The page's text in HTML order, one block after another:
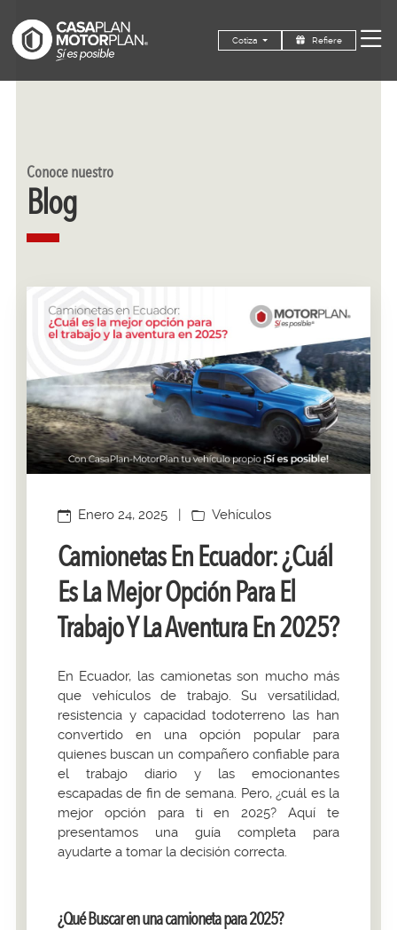
Cotiza Refiere
Conoce nuestro
Blog
Enero 24, 2025 | Vehículos
Camionetas En Ecuador: ¿Cuál
Es La Mejor Opción Para El
Trabajo Y La Aventura En 2025?
En Ecuador, las camionetas son mucho más
que vehículos de trabajo. Su versatilidad,
resistencia y capacidad todoterreno las han
convertido en una opción popular para
quienes buscan un compañero confiable para
el trabajo diario y las emocionantes
escapadas de fin de semana. Pero, ¿cuál es la
mejor opción para ti en 2025? Aquí te
presentamos una guía completa para
ayudarte a tomar la decisión correcta.
¿Qué Buscar en una camioneta para 2025?